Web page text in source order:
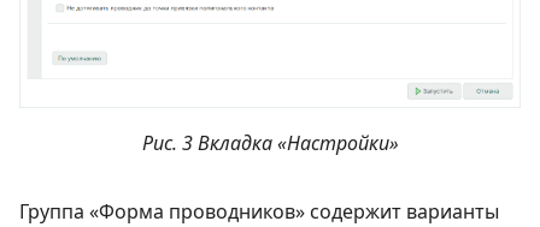
Рис. 3 Вкладка «Настройки»
Группа «Форма проводников» содержит варианты